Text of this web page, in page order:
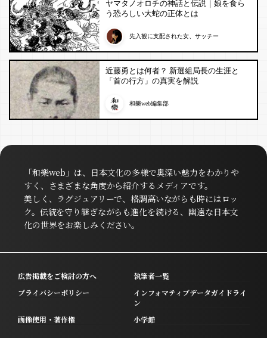
ヤマタノオロチの神話と伝説｜娘を食ら
う恐ろしい大蛇の正体とは
先入観に支配された女、サッチー
近藤勇とは何者？ 新選組局長の生涯と
「首の行方」の真実を解説
和樂web編集部
「和樂web」は、日本文化の多様で奥深い魅力をわかりや
すく、さまざまな角度から紹介するメディアです。
美しく、ラグジュアリーで、格調高いながらも時にはロッ
ク。伝統を守り継ぎながらも進化を続ける、幽遠な日本文
化の世界をお楽しみください。
広告掲載をご検討の方へ
執筆者一覧
プライバシーポリシー
インフォマティブデータガイドライ
ン
画像使用・著作権
小学館